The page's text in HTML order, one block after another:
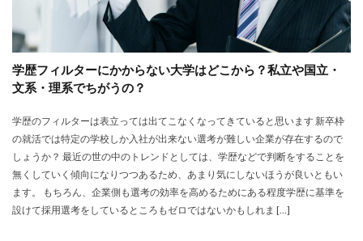
学歴フィルターにかからない大学はどこから？私立や国立・
文系・理系でちがうの？
学歴のフィルターは表立っては出てこなくなってきていると思います 新卒枠
の就活では特定の学校しか入社が出来ない選考が難しい企業が存在するので
しょうか？ 最近の世の中のトレンドとしては、学歴などで判断をすることを
無くしていく傾向になりつつあるため、あまり気にしないほうが良いともい
ます。 もちろん、企業側も選考の効率を高めるためにある程度学歴に基準を
設けて採用選考をしているところもゼロではないかもしれま […]
就職先
就職偏差値 就職できない
就職サイト
就職カレッジ
大企業
怪しい
優良企業 内定の割合
内定が欲しい
内定がもらえない
内定がない
内定がすぐ出る企業
内定出るのが早い
倍率が低い
信頼できる
何個
何がしたいかわからない
体験談
体育会系
内定をもらいやすい
内定欲しい